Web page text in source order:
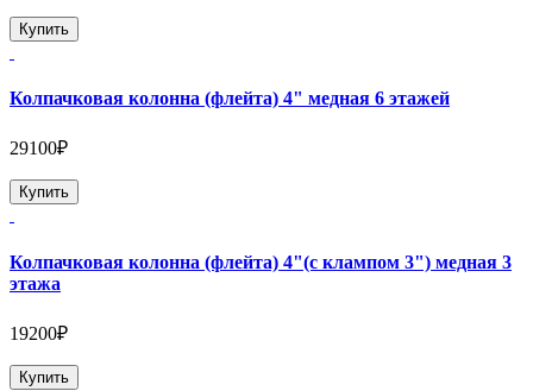
Купить
Колпачковая колонна (флейта) 4" медная 6 этажей
29100₽
Купить
Колпачковая колонна (флейта) 4"(с клампом 3") медная 3
этажа
19200₽
Купить